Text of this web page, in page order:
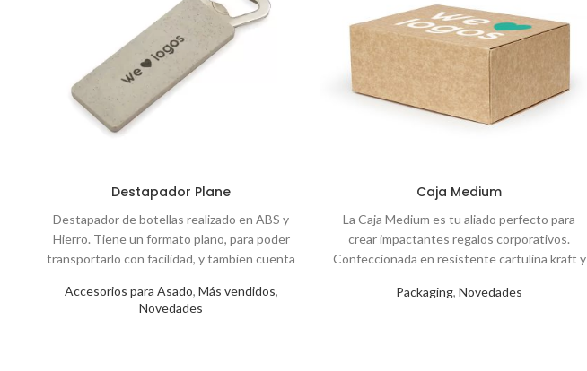
Destapador Plane
Accesorios para Asado, Más vendidos,
Novedades
Destapador de botellas realizado en ABS y
Hierro. Tiene un formato plano, para poder
transportarlo con facilidad, y tambien cuenta
Caja Medium
Packaging, Novedades
La Caja Medium es tu aliado perfecto para
crear impactantes regalos corporativos.
Confeccionada en resistente cartulina kraft y
solo protege lo que hay en su interior, sino que